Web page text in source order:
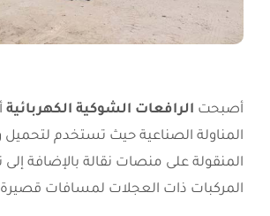
أصبحت الرافعات الشوكية الكهربائية
المناولة الصناعية حيث تستخدم لتحميل
المنقولة على منصات نقالة بالإضافة
المركبات ذات العجلات لمسافات